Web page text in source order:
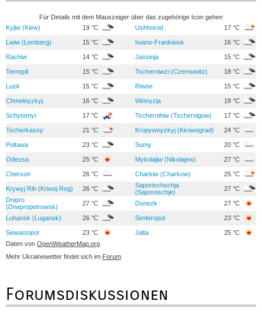
Für Details mit dem Mauszeiger über das zugehörige Icon gehen
Kyjiw (Kiew)
19 °C Ushhorod 17 °C
Lwiw (Lemberg) 15 °C Iwano-Frankiwsk 16 °C
Rachiw 14 °C Jassinja 15 °C
Ternopil 15 °C Tscherniwzi (Czernowitz) 18 °C
Luzk 15 °C Riwne 15 °C
Chmelnyzkyj 16 °C Winnyzja 18 °C
Schytomyr 17 °C Tschernihiw (Tschernigow) 17 °C
Tscherkassy 21 °C Kropywnyzkyj (Kirowograd) 24 °C
Poltawa 23 °C Sumy 20 °C
Odessa 25 °C Mykolajiw (Nikolajew) 27 °C
Cherson 26 °C Charkiw (Charkow) 25 °C
Krywyj Rih (Kriwoj Rog) 26 °C
Saporischschja
(Saporoschje)
27 °C
Dnipro
(Dnepropetrowsk)
27 °C Donezk 27 °C
Luhansk (Lugansk) 26 °C Simferopol 23 °C
Sewastopol 23 °C Jalta
25 °C
Daten von OpenWeatherMap.org
Mehr Ukrainewetter findet sich im Forum
Forumsdiskussionen